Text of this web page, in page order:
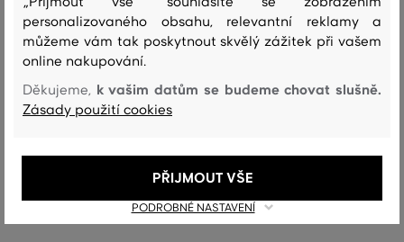
SLEVA -30%
MIKINA GANT REG TONAL SHIELD
3 359 Kč
Dostupné velikosti:
personalizovaného obsahu, relevantní reklamy a
můžeme vám tak poskytnout skvělý zážitek při vašem
online nakupování.
Děkujeme, k vašim datům se budeme chovat slušně.
Zásady použití cookies
PODROBNÉ NASTAVENÍ
PŘIJMOUT VŠE